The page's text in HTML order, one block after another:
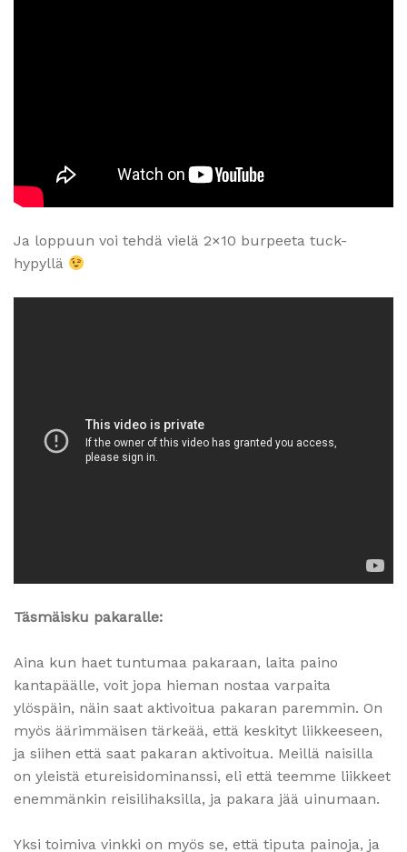
Ja loppuun voi tehdä vielä 2×10 burpeeta tuck-
hypyllä
Täsmäisku pakaralle:
Aina kun haet tuntumaa pakaraan, laita paino
kantapäälle, voit jopa hieman nostaa varpaita
ylöspäin, näin saat aktivoitua pakaran paremmin. On
myös äärimmäisen tärkeää, että keskityt liikkeeseen,
ja siihen että saat pakaran aktivoitua. Meillä naisilla
on yleistä etureisidominanssi, eli että teemme liikkeet
enemmänkin reisilihaksilla, ja pakara jää uinumaan.
Yksi toimiva vinkki on myös se, että tiputa painoja, ja